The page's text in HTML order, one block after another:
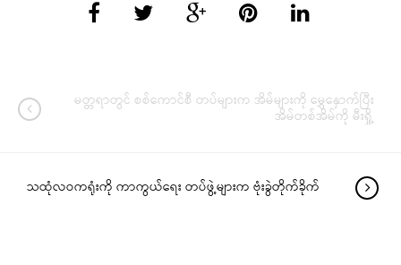
မတ္တရာတွင် စစ်ကောင်စီ တပ်များက အိမ်များကို မွှေနှောက်ပြီး
အိမ်တစ်အိမ်ကို မီးရှို့
သထုံလဝကရုံးကို ကာကွယ်ရေး တပ်ဖွဲ့များက ဗုံးခွဲတိုက်ခိုက်